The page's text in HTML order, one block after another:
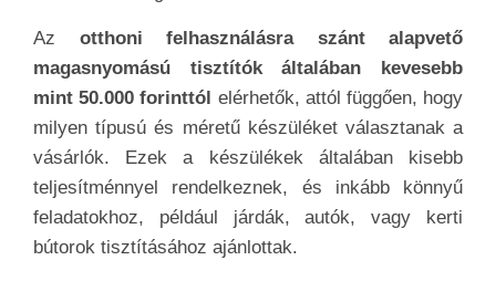
Az otthoni felhasználásra szánt alapvető
magasnyomású tisztítók általában kevesebb
mint 50.000 forinttól elérhetők, attól függően, hogy
milyen típusú és méretű készüléket választanak a
vásárlók. Ezek a készülékek általában kisebb
teljesítménnyel rendelkeznek, és inkább könnyű
feladatokhoz, például járdák, autók, vagy kerti
bútorok tisztításához ajánlottak.